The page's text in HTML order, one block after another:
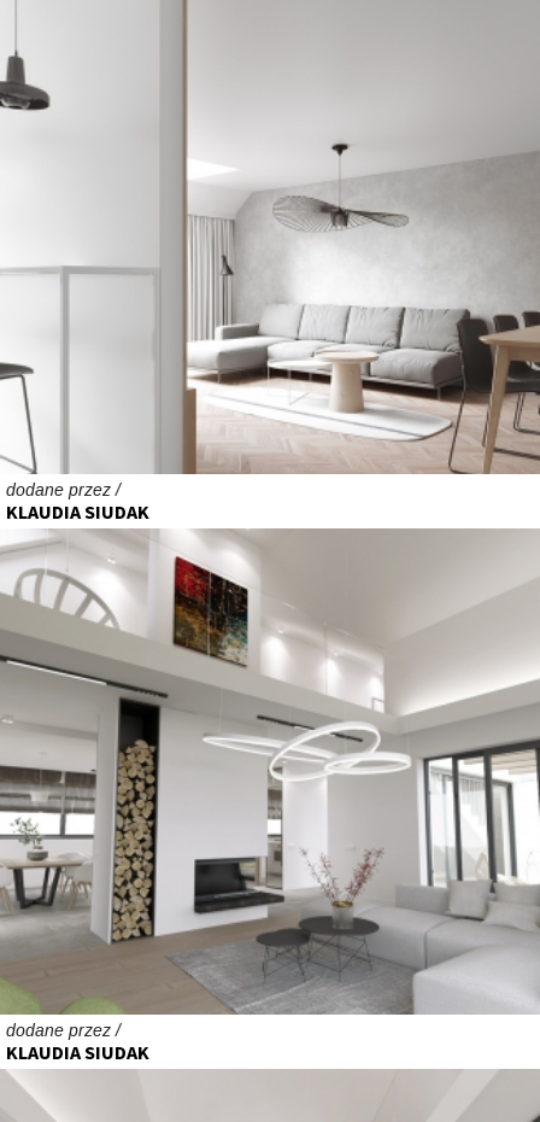
dodane przez /
KLAUDIA SIUDAK
dodane przez /
KLAUDIA SIUDAK